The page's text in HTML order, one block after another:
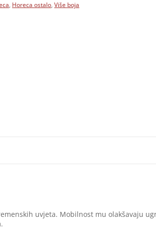
Horeca ostalo ,Više boja
uvjeta. Mobilnost mu olakšavaju